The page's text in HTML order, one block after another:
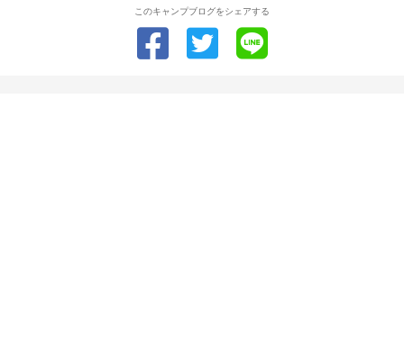
このキャンプブログをシェアする